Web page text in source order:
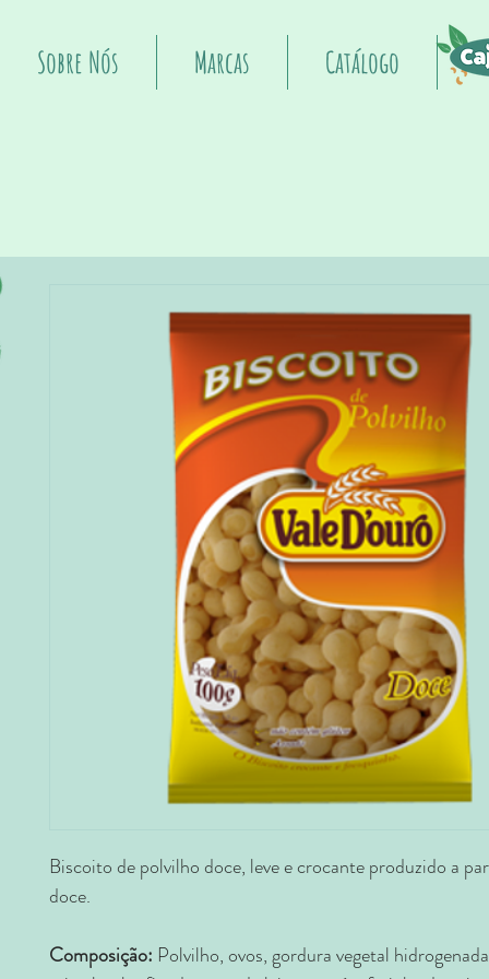
Sobre Nós Marcas Catálogo
Biscoito de polvilho doce, leve e crocante produzido a
doce.
Composição: Polvilho, ovos, gordura vegetal